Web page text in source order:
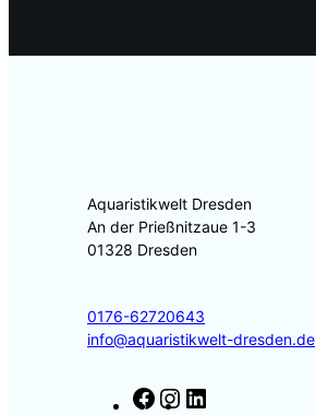
Aquaristikwelt Dresden
An der Prießnitzaue 1-3
01328 Dresden
0176-62720643
info@aquaristikwelt-dresden.de
F